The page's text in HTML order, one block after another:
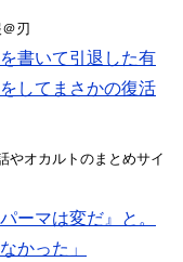
刃
書いて引退した有
してまさかの復活
やオカルトのまとめサイ
ーマは変だ』と。
った」